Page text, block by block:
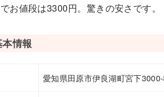
お値段は3300円。驚きの安さです。
情報
愛知県田原市伊良湖町宮下